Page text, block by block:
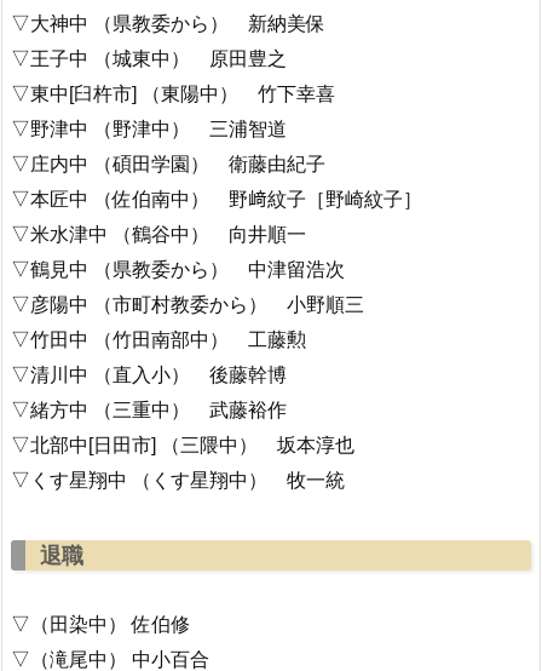
▽大神中 （県教委から） 新納美保
▽王子中 （城東中） 原田豊之
▽東中[臼杵市] （東陽中） 竹下幸喜
▽野津中 （野津中） 三浦智道
▽庄内中 （碩田学園） 衛藤由紀子
▽本匠中 （佐伯南中） 野﨑紋子［野崎紋子］
▽米水津中 （鶴谷中） 向井順一
▽鶴見中 （県教委から） 中津留浩次
▽彦陽中 （市町村教委から） 小野順三
▽竹田中 （竹田南部中） 工藤勲
▽清川中 （直入小） 後藤幹博
▽緒方中 （三重中） 武藤裕作
▽北部中[日田市] （三隈中） 坂本淳也
▽くす星翔中 （くす星翔中） 牧一統
退職
▽（田染中） 佐伯修
▽（滝尾中） 中小百合